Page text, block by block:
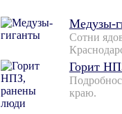
Медузы-
Сотни
Горит
краю.